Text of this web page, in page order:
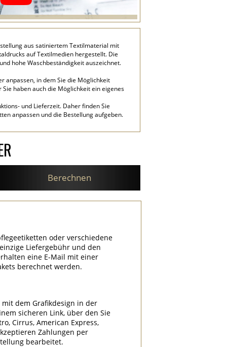
aus satiniertem Textilmaterial mit
auf Textilmedien hergestellt. Die
hohe Waschbeständigkeit auszeichnet.
anpassen, in dem Sie die Möglichkeit
haben auch die Möglichkeit ein eigenes
und Lieferzeit. Daher finden Sie
anpassen und die Bestellung aufgeben.
Berechnen
oder verschiedene
Liefergebühr und den
eine E-Mail mit einer
berechnet werden.
mit dem Grafikdesign in der
sicheren Link, über den Sie
Cirrus, American Express,
Zahlungen per
bearbeitet.